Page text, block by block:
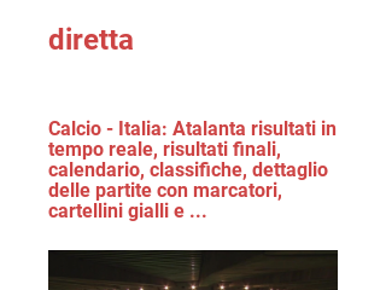
diretta
Calcio - Italia: Atalanta risultati in
tempo reale, risultati finali,
calendario, classifiche, dettaglio
delle partite con marcatori,
cartellini gialli e ...